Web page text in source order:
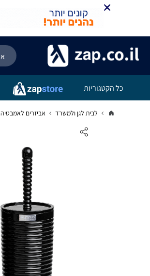
כל הקטגוריות
לבית לגן ולמשרד אביזרים לאמבטיה